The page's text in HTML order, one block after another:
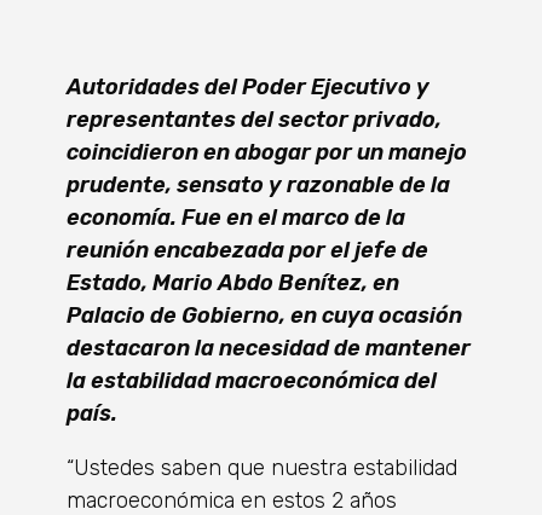
Autoridades del Poder Ejecutivo y
representantes del sector privado,
coincidieron en abogar por un manejo
prudente, sensato y razonable de la
economía. Fue en el marco de la
reunión encabezada por el jefe de
Estado, Mario Abdo Benítez, en
Palacio de Gobierno, en cuya ocasión
destacaron la necesidad de mantener
la estabilidad macroeconómica del
país.
“Ustedes saben que nuestra estabilidad
macroeconómica en estos 2 años